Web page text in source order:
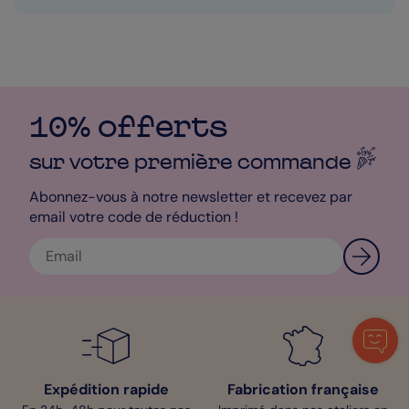
10% offerts
sur votre première commande
Abonnez-vous à notre newsletter et recevez par
email votre code de réduction !
Expédition rapide Fabrication française